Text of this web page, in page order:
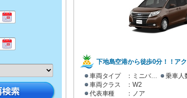
下地島空港から徒歩0分！！ア
港店ワゴンカー(W2クラス)免責
バン・ワゴン]
車両タイプ ：ミニバン・ワゴン 乗車人
車両クラス
：W2
代表車種
：ノア